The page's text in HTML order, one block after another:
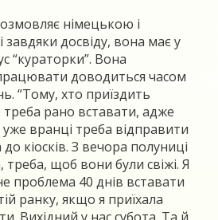
німецькою і
завдяки досвіду, вона має у
“кураторки”. Вона
доводиться часом
“Тому, хто приїздить
рано вставати, адже
вранці треба відправити
кіосків. З вечора полуниці
щоб вони були свіжі. Я
проблема 40 днів вставати
ранку, якщо я приїхала